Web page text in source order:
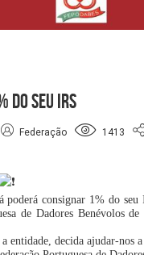
DO SEU IRS
Federação 1413
poderá consignar 1% do
de Dadores Benévolos
entidade, decida ajudar-nos